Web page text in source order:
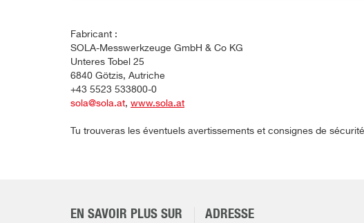
Fabricant :
SOLA-Messwerkzeuge GmbH & Co KG
Unteres Tobel 25
6840 Götzis, Autriche
+43 5523 533800-0
sola@sola.at, www.sola.at
Tu trouveras les éventuels avertissements et consignes de
EN SAVOIR PLUS SUR ADRESSE